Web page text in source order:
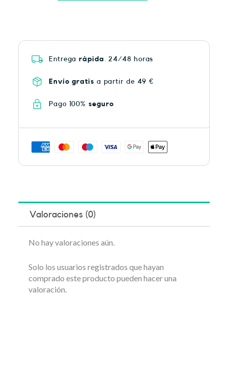
Entregarápida . 24/48 horas
Envío gratis a partir de 49 €
Pago 100% seguro
Valoraciones (0)
No hay valoraciones aún.
Solo los usuarios registrados que hayan
comprado este producto pueden hacer una
valoración.